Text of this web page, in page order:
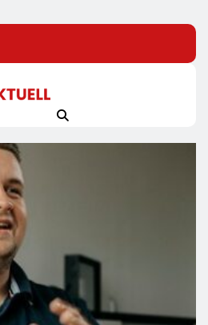
Wächst Weiter:
NATURKIND-Welt Bei
Vorgesetzte Sind